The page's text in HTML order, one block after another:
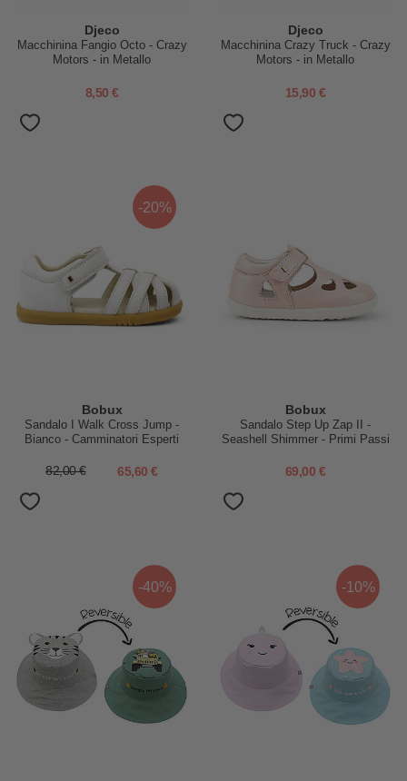
Djeco
Macchinina Fangio Octo - Crazy
Motors - in Metallo
8,50 €
Djeco
Macchinina Crazy Truck - Crazy
Motors - in Metallo
15,90 €
-20%
Bobux
Sandalo I Walk Cross Jump -
Bianco - Camminatori Esperti
82,00 € 65,60 €
Bobux
Sandalo Step Up Zap II -
Seashell Shimmer - Primi Passi
69,00 €
-40% -10%